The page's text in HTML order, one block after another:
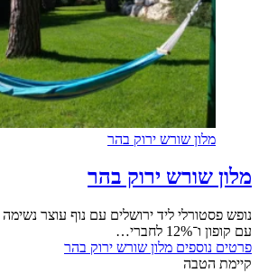
מלון שורש ירוק בהר
מלון שורש ירוק בהר
עם קופון ו־12% לחברי…
פרטים נוספים מלון שורש ירוק בהר
קיימת הטבה